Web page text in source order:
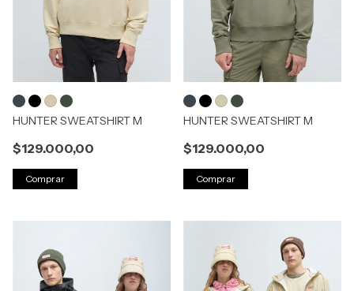
HUNTER SWEATSHIRT M
$129.000,00
Comprar
HUNTER SWEATSHIRT M
$129.000,00
Comprar